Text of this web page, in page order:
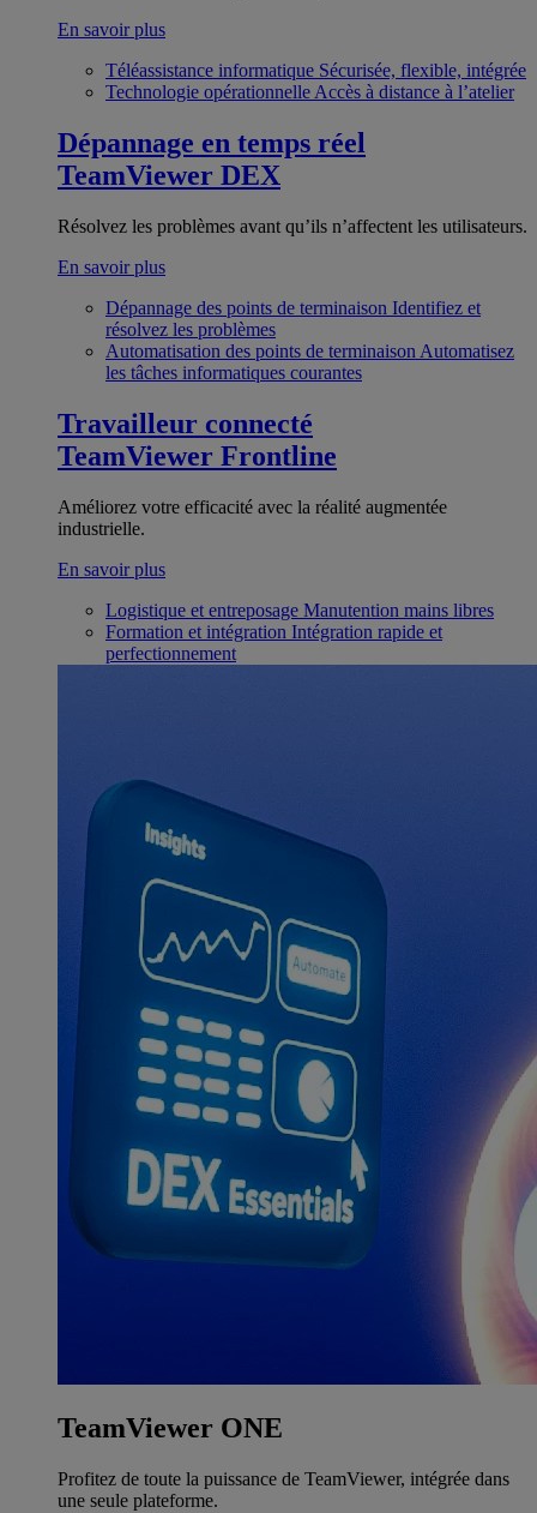
En savoir plus
Téléassistance informatique Sécurisée, flexible, intégrée
Technologie opérationnelle Accès à distance à l’atelier
Dépannage en temps réel
TeamViewer DEX
Résolvez les problèmes avant qu’ils n’affectent les utilisateurs.
En savoir plus
Dépannage des points de terminaison Identifiez et
résolvez les problèmes
Automatisation des points de terminaison Automatisez
les tâches informatiques courantes
Travailleur connecté
TeamViewer Frontline
Améliorez votre efficacité avec la réalité augmentée
industrielle.
En savoir plus
Logistique et entreposage Manutention mains libres
Formation et intégration Intégration rapide et
perfectionnement
TeamViewer ONE
Profitez de toute la puissance de TeamViewer, intégrée dans
une seule plateforme.